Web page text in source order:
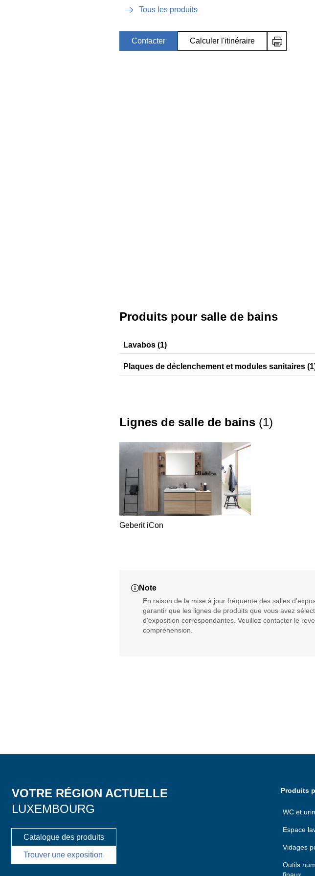
Tous les produits
Contacter Calculer l'itinéraire
Produits pour salle de bains
Lavabos (1)
iCon
Plaques de déclenchement et modules sanitaires
Lignes de salle de bains (1)
Geberit iCon
Note
En raison de la mise à jour fréquente des salles
garantir que les lignes de produits que vous avez
d'exposition correspondantes. Veuillez contacter le
compréhension.
VOTRE RÉGION ACTUELLE
LUXEMBOURG
Catalogue des produits
Trouver une exposition
Produits
WC et
Espace
Vidages
Outils